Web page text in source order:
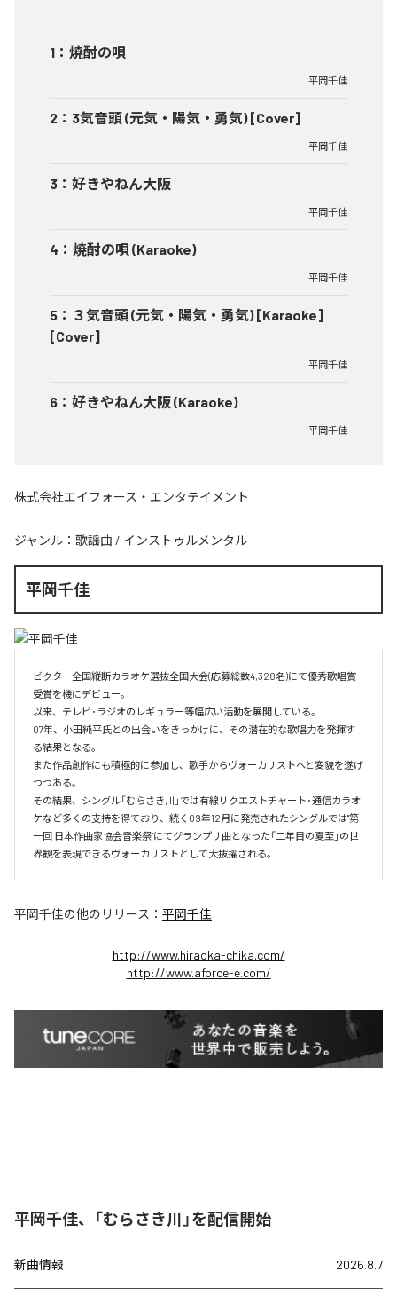
1 ： 焼酎の唄
平岡千佳
2 ： 3気音頭 (元気・陽気・勇気) [Cover]
平岡千佳
3 ： 好きやねん大阪
平岡千佳
4 ： 焼酎の唄 (Karaoke)
平岡千佳
5 ： ３気音頭 (元気・陽気・勇気) [Karaoke]
[Cover]
平岡千佳
6 ： 好きやねん大阪 (Karaoke)
平岡千佳
株式会社エイフォース・エンタテイメント
ジャンル： 歌謡曲 / インストゥルメンタル
平岡千佳
ビクター全国縦断カラオケ選抜全国大会(応募総数4,328名)にて優秀歌唱賞
受賞を機にデビュー。
以来、テレビ･ラジオのレギュラー等幅広い活動を展開している。
07年、小田純平氏との出会いをきっかけに、その潜在的な歌唱力を発揮す
る結果となる。
また作品創作にも積極的に参加し、歌手からヴォーカリストへと変貌を遂げ
つつある。
その結果、シングル「むらさき川」では有線リクエストチャート･通信カラオ
ケなど多くの支持を得ており、続く09年12月に発売されたシングルでは"第
一回 日本作曲家協会音楽祭"にてグランプリ曲となった「二年目の夏至」の世
界観を表現できるヴォーカリストとして大抜擢される。
平岡千佳の他のリリース： 平岡千佳
http://www.hiraoka-chika.com/
http://www.aforce-e.com/
平岡千佳、「むらさき川」を配信開始
新曲情報 2026.8.7